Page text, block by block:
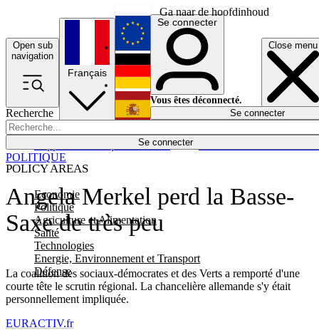
Ga naar de hoofdinhoud
Open sub
navigation
Close menu
Recherche
Se connecter
POLICY AREAS
Economie
Politique
Agriculture et Alimentation
Santé
Technologies
Energie, Environnement et Transport
Défense
Économie
Français
English
Deutsch
Español
Se connecter
Vous êtes déconnecté.
Se connecter
Angela Merkel perd la Basse-
Saxe de très peu
La coalition des sociaux-démocrates et des Verts a remporté d'une
courte tête le scrutin régional. La chancelière allemande s'y était
personnellement impliquée.
POLITIQUE
EURACTIV.fr